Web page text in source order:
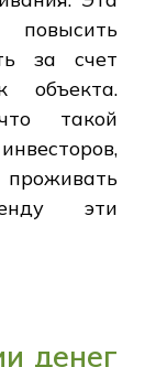
за счет
объекта.
такой
эти
денег